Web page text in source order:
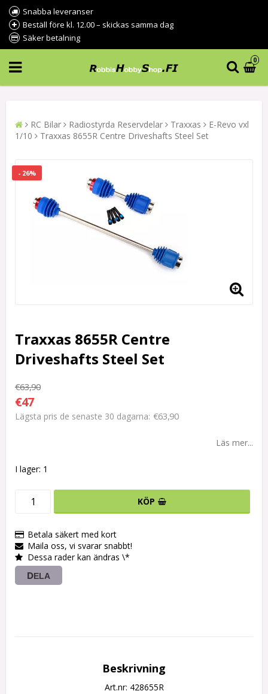
Snabba leveranser
Beställ före kl. 12.00 – skickas samma dag
Säker betalning
0
RC Bilar Radiostyrda Reservdelar Traxxas
E-Revo vxl
1/10
Traxxas 8655R Centre Driveshafts Steel Set
- 26%
Traxxas 8655R Centre
Driveshafts Steel Set
€63,90
€47
Lägsta pris de senaste 30 dagarna €63,90
Läs mer...
I lager: 1
KÖP
Betala säkert med kort
Maila oss, vi svarar snabbt!
Dessa rader kan ändras \*
DELA
Beskrivning
Art.nr: 428655R